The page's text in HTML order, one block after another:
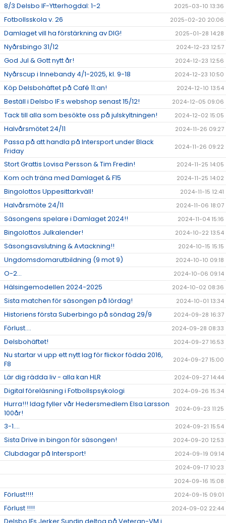
8/3 Delsbo IF-Ytterhogdal: 1-2 2025-03-10 13:36
Fotbollsskola v. 26 2025-02-20 20:06
Damlaget vill ha förstärkning av DIG! 2025-01-28 14:28
Nyårsbingo 31/12 2024-12-23 12:57
God Jul & Gott nytt år! 2024-12-23 12:56
Nyårscup i Innebandy 4/1-2025, kl. 9-18 2024-12-23 10:50
Köp Delsbohäftet på Café 11:an! 2024-12-10 13:54
Beställ i Delsbo IF:s webshop senast 15/12! 2024-12-05 09:06
Tack till alla som besökte oss på julskyltningen! 2024-12-02 15:05
Halvårsmötet 24/11 2024-11-26 09:27
Passa på att handla på Intersport under Black
Friday
2024-11-26 09:22
Stort Grattis Lovisa Persson & Tim Fredin! 2024-11-25 14:05
Kom och träna med Damlaget & F15 2024-11-25 14:02
Bingolottos Uppesittarkväll! 2024-11-15 12:41
Halvårsmöte 24/11 2024-11-06 18:07
Säsongens spelare i Damlaget 2024!! 2024-11-04 15:16
Bingolottos Julkalender! 2024-10-22 13:54
Säsongsavslutning & Avtackning!! 2024-10-15 15:15
Ungdomsdomarutbildning (9 mot 9) 2024-10-10 09:18
O-2... 2024-10-06 09:14
Hälsingemodellen 2024-2025 2024-10-02 08:36
Sista matchen för säsongen på lördag! 2024-10-01 13:34
Historiens första Suberbingo på söndag 29/9 2024-09-28 16:37
Förlust.... 2024-09-28 08:33
Delsbohäftet! 2024-09-27 16:53
Nu startar vi upp ett nytt lag för flickor födda 2016,
F8
2024-09-27 15:00
Lär dig rädda liv - alla kan HLR 2024-09-27 14:44
Digital föreläsning i Fotbollspsykologi 2024-09-26 15:34
Hurra!!! Idag fyller vår Hedersmedlem Elsa Larsson
100år!
2024-09-23 11:25
3-1.... 2024-09-21 15:54
Sista Drive in bingon för säsongen! 2024-09-20 12:53
Clubdagar på Intersport!
2024-09-19 09:14
2024-09-17 10:23
2024-09-16 15:08
Förlust!!!! 2024-09-15 09:01
Förlust !!!! 2024-09-02 22:44